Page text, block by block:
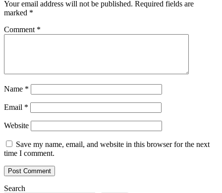
Your email address will not be published. Required fields are
marked *
Comment *
Name *
Email *
Website
Save my name, email, and website in this browser for the next
time I comment.
Search